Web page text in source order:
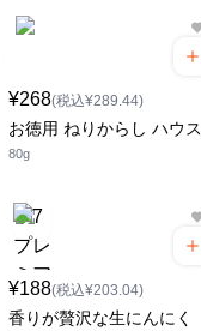
¥268(税込¥289.44)
お徳用 ねりからし ハウス
80g
¥188(税込¥203.04)
香りが贅沢な生にんにく